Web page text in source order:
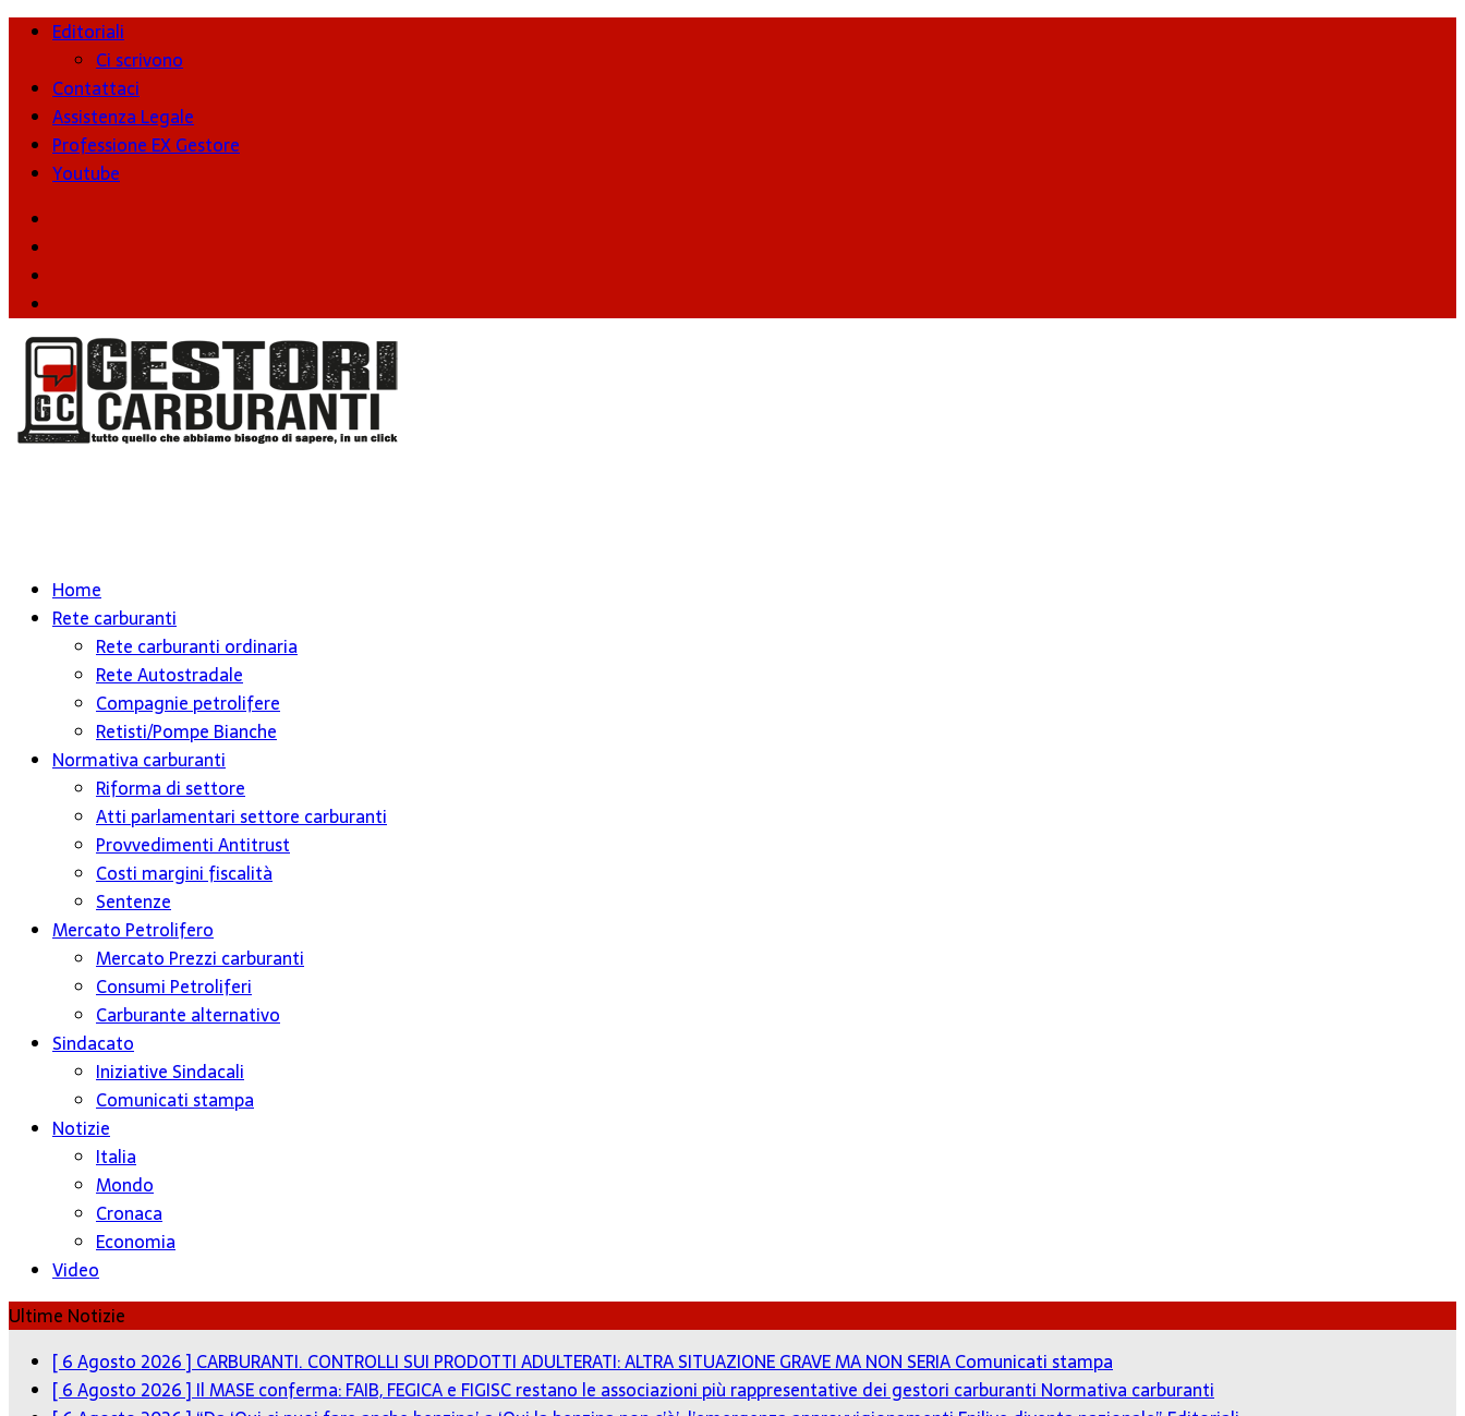
Editoriali
Ci scrivono
Contattaci
Assistenza Legale
Professione EX Gestore
Youtube
Home
Rete carburanti
Rete carburanti ordinaria
Rete Autostradale
Compagnie petrolifere
Retisti/Pompe Bianche
Normativa carburanti
Riforma di settore
Atti parlamentari settore carburanti
Provvedimenti Antitrust
Costi margini fiscalità
Sentenze
Mercato Petrolifero
Mercato Prezzi carburanti
Consumi Petroliferi
Carburante alternativo
Sindacato
Iniziative Sindacali
Comunicati stampa
Notizie
Italia
Mondo
Cronaca
Economia
Video
Ultime Notizie
[ 6 Agosto 2026 ] CARBURANTI. CONTROLLI SUI PRODOTTI ADULTERATI: ALTRA SITUAZIONE GRAVE MA NON SERIAComunicati stampa
[ 6 Agosto 2026 ] Il MASE conferma: FAIB, FEGICA e FIGISC restano le associazioni più rappresentative dei gestori carburanti Normativa carburanti